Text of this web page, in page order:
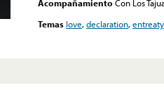
Acompañamiento Con Los
Temas love,declaration,entreaty